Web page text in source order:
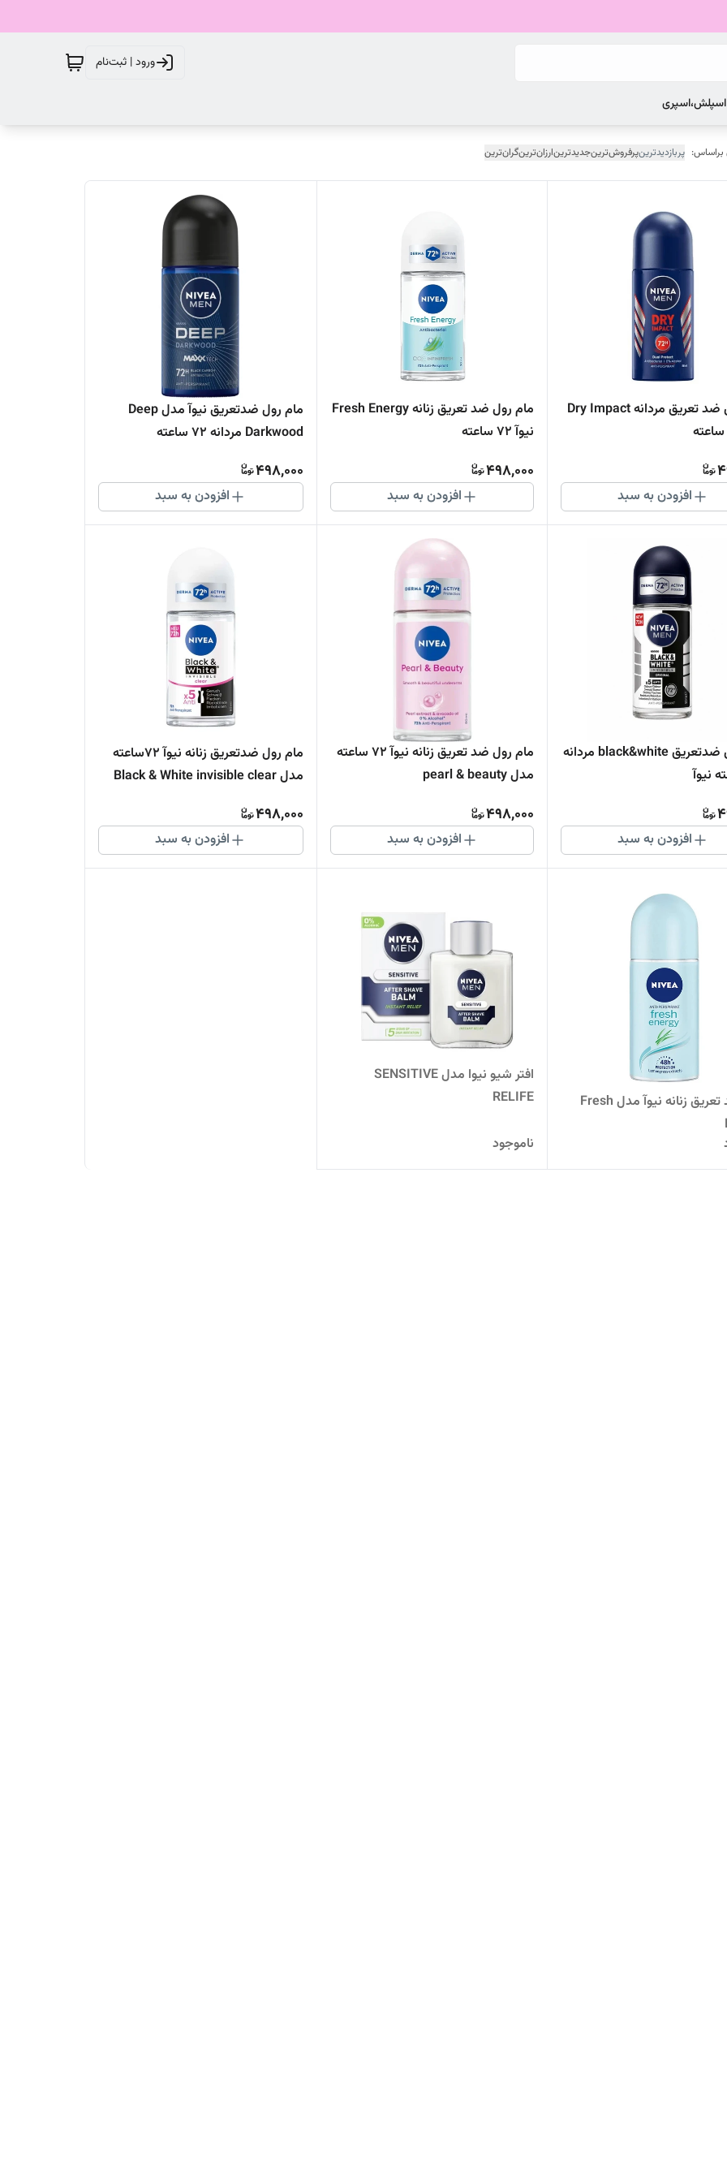
ورود | ثبت‌نام
اسپلش،اسپری
پربازدیدترینپرفروش‌ترینجدیدترینارزان‌ترینگران‌ترین
مام رول ضد تعریق مردانه Dry Impact
افزودن به سبد
مام رول ضد تعریق زنانه Fresh Energy
نیوآ 72 ساعته
498,000
افزودن به سبد
مام رول ضدتعریق نیوآ مدل Deep
Darkwood مردانه 72 ساعته
498,000
افزودن به سبد
مام رول ضدتعریق black&white مردانه
افزودن به سبد
مام رول ضد تعريق زنانه نیوآ 72 ساعته
مدل pearl & beauty
498,000
افزودن به سبد
مام رول ضدتعریق زنانه نیوآ 72ساعته
مدل Black & White invisible clear
498,000
افزودن به سبد
رول ضد تعریق زنانه نیوآ مدل Fresh
افتر شیو نیوا مدل SENSITIVE
RELIFE
ناموجود